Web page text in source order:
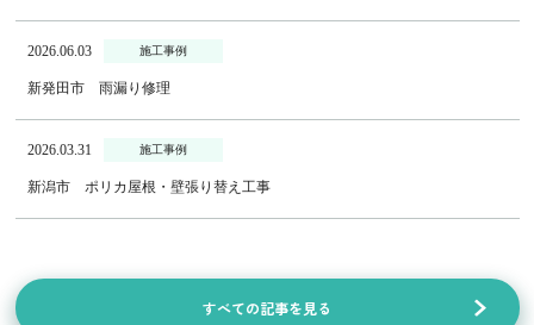
2026.06.03 施工事例
新発田市 雨漏り修理
2026.03.31 施工事例
新潟市 ポリカ屋根・壁張り替え工事
すべての記事を見る